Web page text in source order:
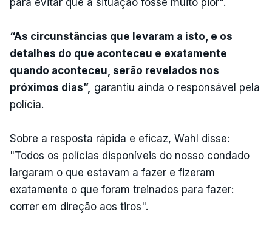
“As circunstâncias que levaram a isto, e os
detalhes do que aconteceu e exatamente
quando aconteceu, serão revelados nos
próximos dias”, garantiu ainda o responsável pela
polícia.
Sobre a resposta rápida e eficaz, Wahl disse:
"Todos os polícias disponíveis do nosso condado
largaram o que estavam a fazer e fizeram
exatamente o que foram treinados para fazer:
correr em direção aos tiros".